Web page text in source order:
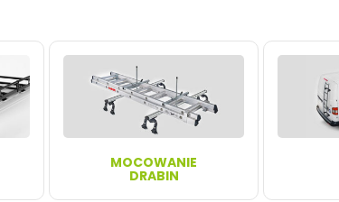
MOCOWANIE
DRABIN